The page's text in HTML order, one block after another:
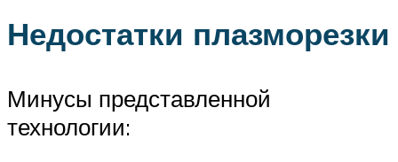
Недостатки плазморезки
Минусы представленной
технологии: